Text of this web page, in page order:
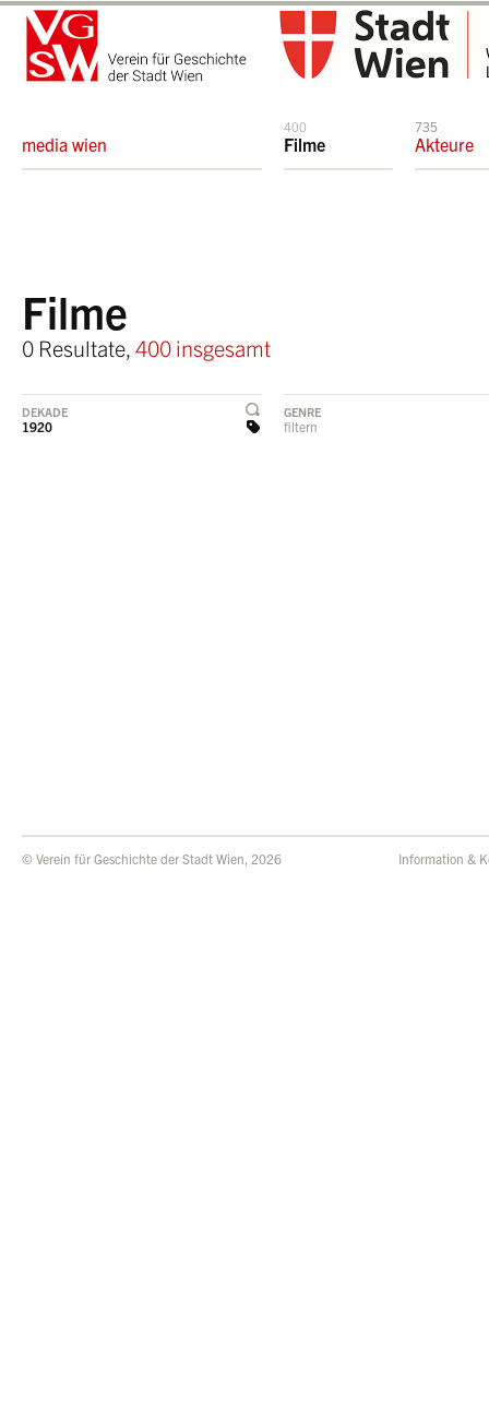
media wien
400
Filme
735
Akteure
Filme
0 Resultate, 400 insgesamt
DEKADE
1920
GENRE
filtern
© Verein für Geschichte der Stadt Wien, 2026 Information &